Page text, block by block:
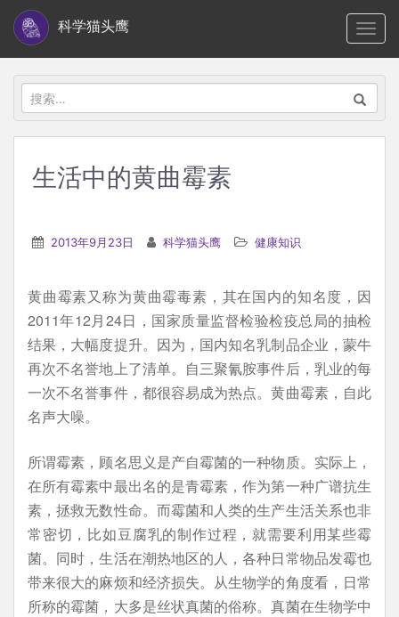
i
科学猫头鹰
搜
索：
生活中的黄曲霉素
2013年9月23日 科学猫头鹰 健康知识
黄曲霉素又称为黄曲霉毒素，其在国内的知名度，因
2011年12月24日，国家质量监督检验检疫总局的抽检
结果，大幅度提升。因为，国内知名乳制品企业，蒙牛
再次不名誉地上了清单。自三聚氰胺事件后，乳业的每
一次不名誉事件，都很容易成为热点。黄曲霉素，自此
名声大噪。
所谓霉素，顾名思义是产自霉菌的一种物质。实际上，
在所有霉素中最出名的是青霉素，作为第一种广谱抗生
素，拯救无数性命。而霉菌和人类的生产生活关系也非
常密切，比如豆腐乳的制作过程，就需要利用某些霉
菌。同时，生活在潮热地区的人，各种日常物品发霉也
带来很大的麻烦和经济损失。从生物学的角度看，日常
所称的霉菌，大多是丝状真菌的俗称。真菌在生物学中